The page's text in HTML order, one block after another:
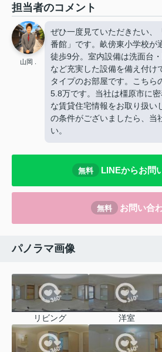
担当者のコメント
山岡 .
ぜひ一度見ていただきたい、
番館」です。畝傍東小学校が
徒歩9分。室内設備は洗面台
など充実した設備を備え付け
タイプのお部屋です。こちら
5.8万です。当社は橿原市に
な賃貸住宅情報をお取り扱い
の条件がございましたら、当
い。
無料 LINEからお問
無料 お問い合
パノラマ画像
リビング 洋室